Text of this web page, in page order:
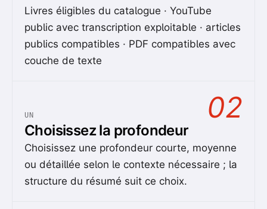
Livres éligibles du catalogue · YouTube
public avec transcription exploitable · articles
publics compatibles · PDF compatibles avec
couche de texte
UN 02
Choisissez la profondeur
Choisissez une profondeur courte, moyenne
ou détaillée selon le contexte nécessaire ; la
structure du résumé suit ce choix.